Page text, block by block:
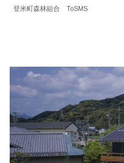
登米町森林組合 ToSMS